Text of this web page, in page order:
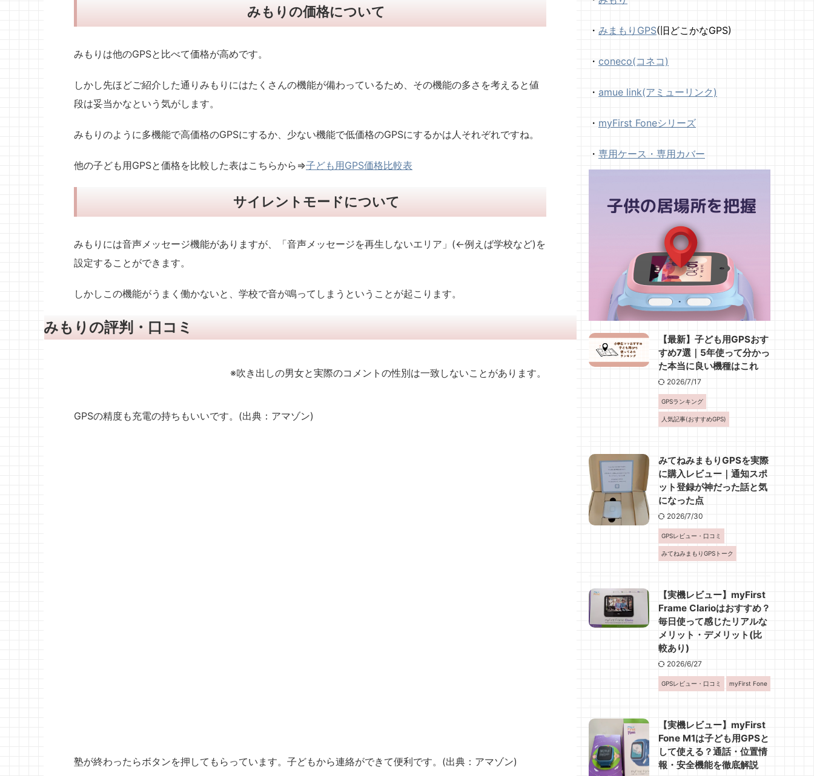
みもりの価格について
みもりは他のGPSと比べて価格が高めです。
しかし先ほどご紹介した通りみもりにはたくさんの機能が備わっているため、その機能の多さを考えると値
段は妥当かなという気がします。
みもりのように多機能で高価格のGPSにするか、少ない機能で低価格のGPSにするかは人それぞれですね。
他の子ども用GPSと価格を比較した表はこちらから⇒子ども用GPS価格比較表
サイレントモードについて
みもりには音声メッセージ機能がありますが、「音声メッセージを再生しないエリア」(←例えば学校など)を
設定することができます。
しかしこの機能がうまく働かないと、学校で音が鳴ってしまうということが起こります。
みもりの評判・口コミ
※吹き出しの男女と実際のコメントの性別は一致しないことがあります。
GPSの精度も充電の持ちもいいです。(出典：アマゾン)
・ みまもりGPS(旧どこかなGPS)
・ coneco(コネコ)
・ amue link(アミューリンク)
・ myFirst Foneシリーズ
・ 専用ケース・専用カバー
【最新】子ども用GPSおす
すめ7選｜5年使って分かっ
た本当に良い機種はこれ
2026/7/17
GPSランキング
人気記事(おすすめGPS)
みてねみまもりGPSを実際
に購入レビュー｜通知スポ
ット登録が神だった話と気
になった点
2026/7/30
GPSレビュー・口コミ
みてねみまもりGPSトーク
【実機レビュー】myFirst
Frame Clarioはおすすめ？
毎日使って感じたリアルな
メリット・デメリット(比
較あり)
2026/6/27
GPSレビュー・口コミ myFirst Fone
【実機レビュー】myFirst
Fone M1は子ども用GPSと
して使える？通話・位置情
報・安全機能を徹底解説